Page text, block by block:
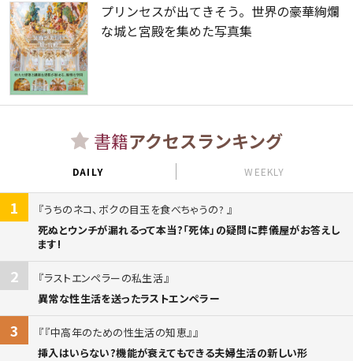
プリンセスが出てきそう。世界の豪華絢爛
な城と宮殿を集めた写真集
書籍アクセスランキング
DAILY WEEKLY
1
うちのネコ、ボクの目玉を食べちゃうの?
死ぬとウンチが漏れるって本当?「死体」の疑問に葬儀屋がお答えし
ます!
2
ラストエンペラーの私生活
異常な性生活を送ったラストエンペラー
3
『中高年のための性生活の知恵』
挿入はいらない?機能が衰えてもできる夫婦生活の新しい形